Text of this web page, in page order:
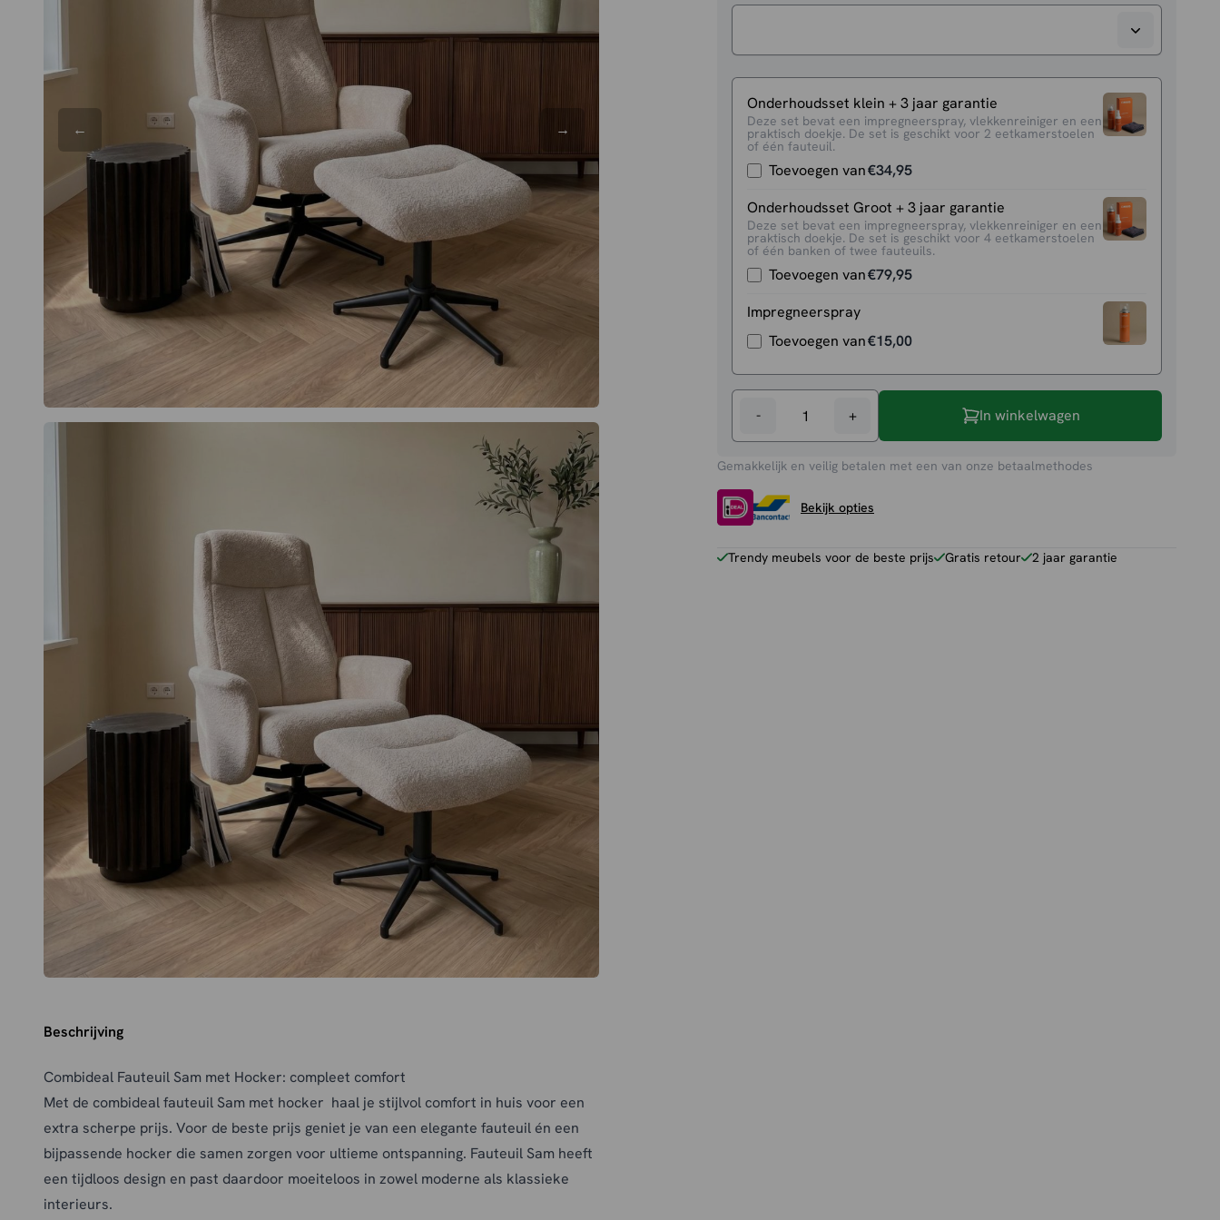
Onderhoudsset klein + 3 jaar garantie
Deze set bevat een impregneerspray, vlekkenreiniger en een
praktisch doekje. De set is geschikt voor 2 eetkamerstoelen
of één fauteuil.
Toevoegen van€34,95
Onderhoudsset Groot + 3 jaar garantie
Deze set bevat een impregneerspray, vlekkenreiniger en een
praktisch doekje. De set is geschikt voor 4 eetkamerstoelen
of één banken of twee fauteuils.
Toevoegen van€79,95
Impregneerspray
Toevoegen van€15,00
-
Relaxfauteuil
Sam
+
Hocker
aantal
+ In winkelwagen
Gemakkelijk en veilig betalen met een van onze betaalmethodes
Bekijk opties
Trendy meubels voor de beste prijs Gratis retour 2 jaar garantie
Beschrijving
Combideal Fauteuil Sam met Hocker: compleet comfort
Met de combideal fauteuil Sam met hocker haal je stijlvol comfort in huis voor een
extra scherpe prijs. Voor de beste prijs geniet je van een elegante fauteuil én een
bijpassende hocker die samen zorgen voor ultieme ontspanning. Fauteuil Sam heeft
een tijdloos design en past daardoor moeiteloos in zowel moderne als klassieke
interieurs.